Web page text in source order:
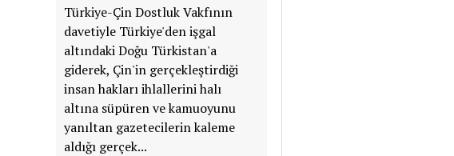
Türkiye-Çin Dostluk Vakfının
davetiyle Türkiye'den işgal
altındaki Doğu Türkistan'a
giderek, Çin'in gerçekleştirdiği
insan hakları ihlallerini halı
altına süpüren ve kamuoyunu
yanıltan gazetecilerin kaleme
aldığı gerçek...